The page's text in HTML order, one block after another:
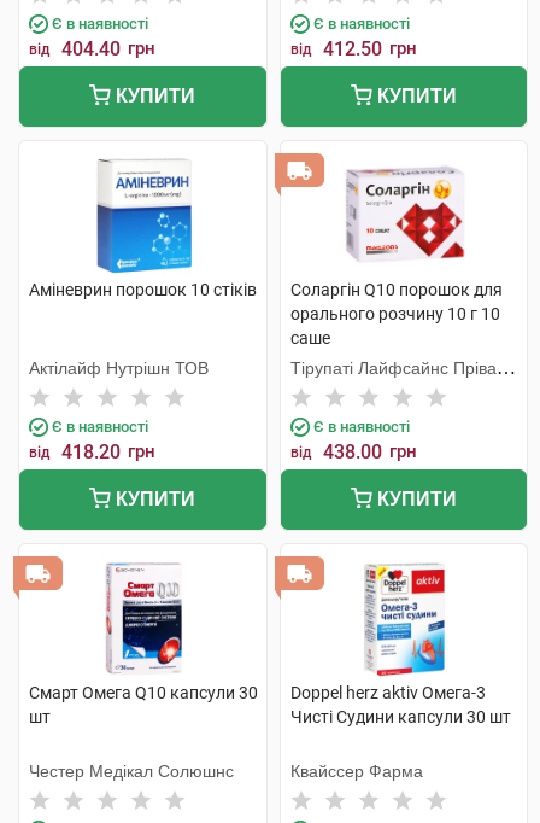
Є в наявності
від 404.40 грн
КУПИТИ
Є в наявності
від 412.50 грн
КУПИТИ
Аміневрин порошок 10 стіків
Актілайф Нутрішн ТОВ
Є в наявності
від 418.20 грн
КУПИТИ
Соларгін Q10 порошок для
орального розчину 10 г 10
саше
Тірупаті Лайфсайнс Пріват
Лімітед
Є в наявності
від 438.00 грн
КУПИТИ
Смарт Омега Q10 капсули 30
шт
Честер Медікал Солюшнс
Doppel herz aktiv Омега-3
Чисті Судини капсули 30 шт
Квайссер Фарма